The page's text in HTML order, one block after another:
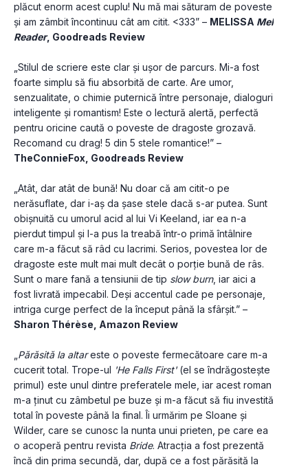
plăcut enorm acest cuplu! Nu mă mai săturam de poveste
și am zâmbit încontinuu cât am citit. <333” – MELISSA Mel
Reader, Goodreads Review
„Stilul de scriere este clar și ușor de parcurs. Mi-a fost
foarte simplu să fiu absorbită de carte. Are umor,
senzualitate, o chimie puternică între personaje, dialoguri
inteligente și romantism! Este o lectură alertă, perfectă
pentru oricine caută o poveste de dragoste grozavă.
TheConnieFox, Goodreads Review
„Atât, dar atât de bună! Nu doar că am citit-o pe
nerăsuflate, dar i-aș da șase stele dacă s-ar putea. Sunt
obișnuită cu umorul acid al lui Vi Keeland, iar ea n-a
pierdut timpul și l-a pus la treabă într-o primă întâlnire
care m-a făcut să râd cu lacrimi. Serios, povestea lor de
dragoste este mult mai mult decât o porție bună de râs.
Sunt o mare fană a tensiunii de tip slow burn, iar aici a
fost livrată impecabil. Deși accentul cade pe personaje,
Sharon Thérèse, Amazon Review
Părăsită la altar este o poveste fermecătoare care m-a
cucerit total. Trope-ul 'He Falls First' (el se îndrăgostește
primul) este unul dintre preferatele mele, iar acest roman
m-a ținut cu zâmbetul pe buze și m-a făcut să fiu investită
total în poveste până la final. Îi urmărim pe Sloane și
Wilder, care se cunosc la nunta unui prieten, pe care ea
o acoperă pentru revista Bride. Atracția a fost prezentă
încă din prima secundă, dar, după ce a fost părăsită la